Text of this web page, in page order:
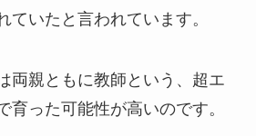
ていたと言われています。
両親ともに教師という、超エ
育った可能性が高いのです。